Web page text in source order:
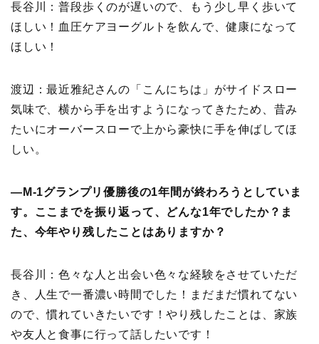
長谷川：普段歩くのが遅いので、もう少し早く歩いて
ほしい！血圧ケアヨーグルトを飲んで、健康になって
ほしい！
渡辺：最近雅紀さんの「こんにちは」がサイドスロー
気味で、横から手を出すようになってきたため、昔み
たいにオーバースローで上から豪快に手を伸ばしてほ
しい。
―M-1グランプリ優勝後の1年間が終わろうとしていま
す。ここまでを振り返って、どんな1年でしたか？ま
た、今年やり残したことはありますか？
長谷川：色々な人と出会い色々な経験をさせていただ
き、人生で一番濃い時間でした！まだまだ慣れてない
ので、慣れていきたいです！やり残したことは、家族
や友人と食事に行って話したいです！